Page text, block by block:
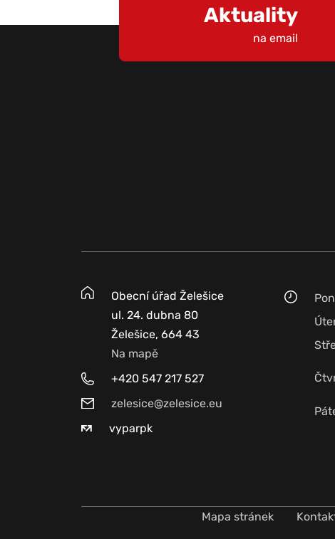
Aktuality
na email
Obecní úřad Želešice
ul. 24. dubna 80
Želešice, 664 43
Na mapě
+420 547 217 527
zelesice@zelesice.eu
vyparpk
Mapa stránek